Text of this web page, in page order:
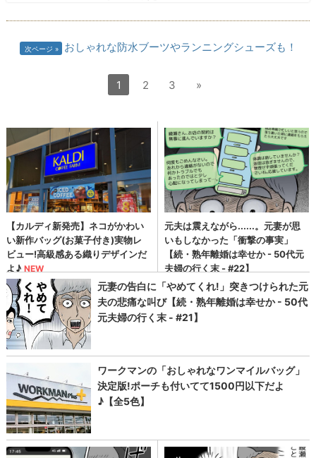
次ページ おしゃれな防水ブーツやランニングシューズも！
1 2 3 »